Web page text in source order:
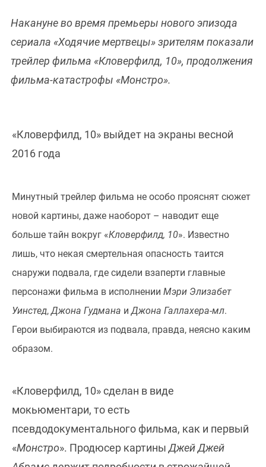
Накануне во время премьеры нового эпизода
сериала «Ходячие мертвецы» зрителям показали
трейлер фильма «Кловерфилд, 10», продолжения
фильма-катастрофы «Монстро».
«Кловерфилд, 10» выйдет на экраны весной
2016 года
Минутный трейлер фильма не особо прояснят сюжет
новой картины, даже наоборот – наводит еще
больше тайн вокруг «Кловерфилд, 10». Известно
лишь, что некая смертельная опасность таится
снаружи подвала, где сидели взаперти главные
персонажи фильма в исполнении Мэри Элизабет
Уинстед, Джона Гудмана и Джона Галлахера-мл.
Герои выбираются из подвала, правда, неясно каким
образом.
«Кловерфилд, 10» сделан в виде
мокьюментари, то есть
псевдодокументального фильма, как и первый
«Монстро». Продюсер картины Джей Джей